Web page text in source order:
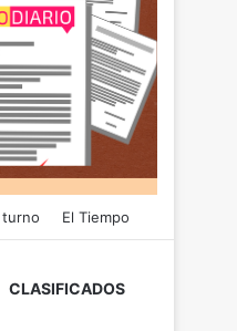
turno El Tiempo
CLASIFICADOS